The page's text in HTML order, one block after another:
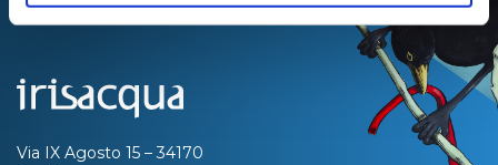
Via IX Agosto 15 – 34170